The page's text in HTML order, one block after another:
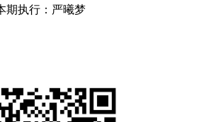
期执行：严曦梦